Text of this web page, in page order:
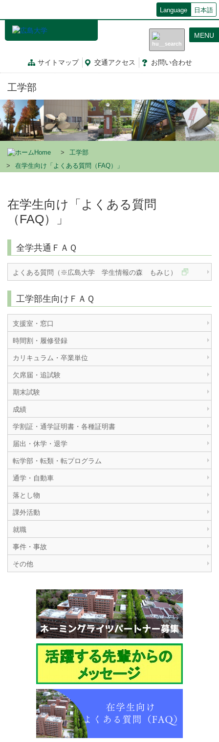
動
Language 日本語
サイトマップ 交通アクセス お問い合わせ
MENU
工学部
Home
工学部
在学生向け「よくある質問（FAQ）」
在学生向け「よくある質問
（FAQ）」
全学共通ＦＡＱ
よくある質問（※広島大学 学生情報の森 もみじ）
工学部生向けＦＡＱ
支援室・窓口
時間割・履修登録
カリキュラム・卒業単位
欠席届・追試験
期末試験
成績
学割証・通学証明書・各種証明書
届出・休学・退学
転学部・転類・転プログラム
通学・自動車
落とし物
課外活動
就職
事件・事故
その他